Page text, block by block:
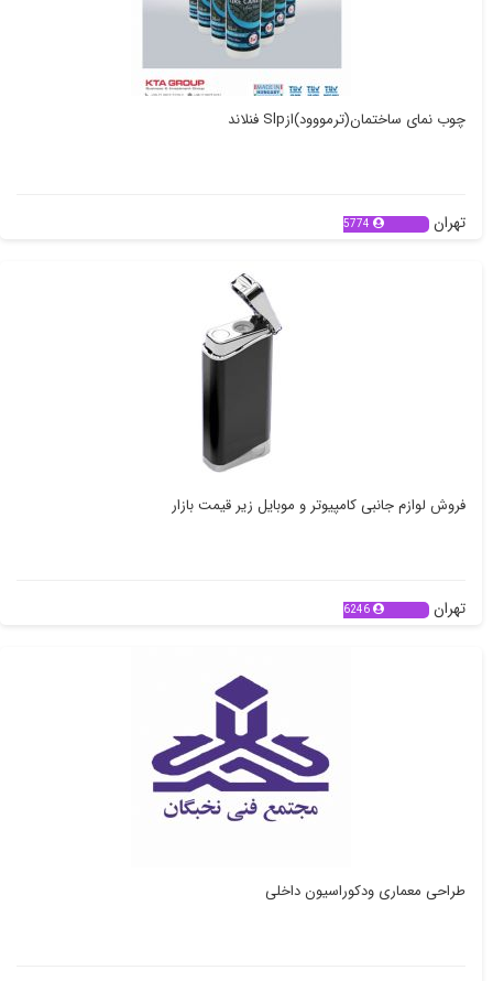
چوب نمای ساختمان(ترمووود)ازSlp فنلاند
تهران 5774
فروش لوازم جانبی کامپیوتر و موبایل زیر قیمت بازار
تهران 6246
طراحی معماری ودکوراسیون داخلی